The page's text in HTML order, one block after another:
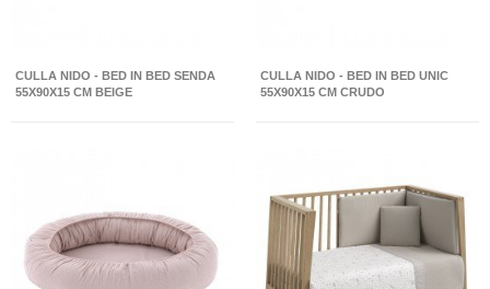
CULLA NIDO - BED IN BED SENDA
55X90X15 CM BEIGE
CULLA NIDO - BED IN BED UNIC
55X90X15 CM CRUDO